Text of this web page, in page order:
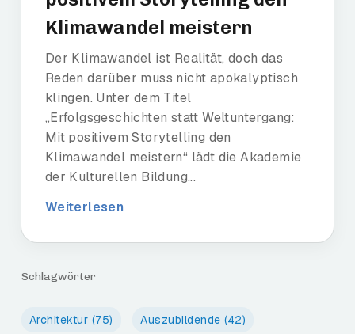
Klimawandel meistern
Der Klimawandel ist Realität, doch das
Reden darüber muss nicht apokalyptisch
klingen. Unter dem Titel
„Erfolgsgeschichten statt Weltuntergang:
Mit positivem Storytelling den
Klimawandel meistern“ lädt die Akademie
der Kulturellen Bildung...
Weiterlesen
Schlagwörter
Architektur (75) Auszubildende (42)